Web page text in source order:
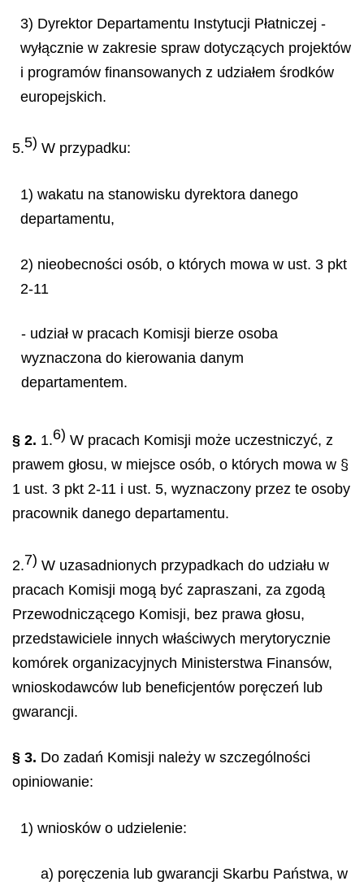
3) Dyrektor Departamentu Instytucji Płatniczej -
wyłącznie w zakresie spraw dotyczących projektów
i programów finansowanych z udziałem środków
europejskich.
5.5) W przypadku:
1) wakatu na stanowisku dyrektora danego
departamentu,
2) nieobecności osób, o których mowa w ust. 3 pkt
2-11
- udział w pracach Komisji bierze osoba
wyznaczona do kierowania danym
departamentem.
§ 2. 1.6) W pracach Komisji może uczestniczyć, z
prawem głosu, w miejsce osób, o których mowa w §
1 ust. 3 pkt 2-11 i ust. 5, wyznaczony przez te osoby
pracownik danego departamentu.
2.7) W uzasadnionych przypadkach do udziału w
pracach Komisji mogą być zapraszani, za zgodą
Przewodniczącego Komisji, bez prawa głosu,
przedstawiciele innych właściwych merytorycznie
komórek organizacyjnych Ministerstwa Finansów,
wnioskodawców lub beneficjentów poręczeń lub
gwarancji.
§ 3. Do zadań Komisji należy w szczególności
opiniowanie:
1) wniosków o udzielenie:
a) poręczenia lub gwarancji Skarbu Państwa, w